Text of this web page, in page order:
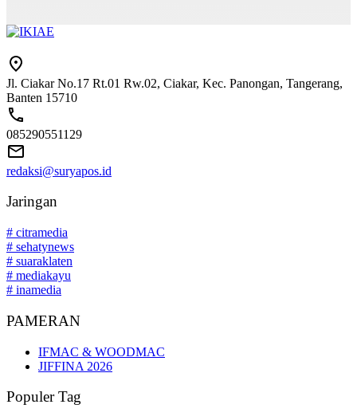
Jl. Ciakar No.17 Rt.01 Rw.02, Ciakar, Kec. Panongan, Tangerang,
Banten 15710
085290551129
redaksi@suryapos.id
Jaringan
# citramedia
# sehatynews
# suaraklaten
# mediakayu
# inamedia
PAMERAN
IFMAC & WOODMAC
JIFFINA 2026
Populer Tag